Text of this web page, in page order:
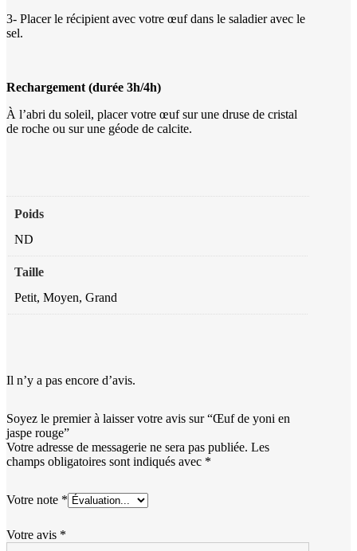
3- Placer le récipient avec votre œuf dans le saladier avec le
sel.
Rechargement (durée 3h/4h)
À l’abri du soleil, placer votre œuf sur une druse de cristal
de roche ou sur une géode de calcite.
Poids
ND
Taille
Petit, Moyen, Grand
Il n’y a pas encore d’avis.
Soyez le premier à laisser votre avis sur “Œuf de yoni en
jaspe rouge”
Votre adresse de messagerie ne sera pas publiée. Les
champs obligatoires sont indiqués avec *
Votre note *
Votre avis *